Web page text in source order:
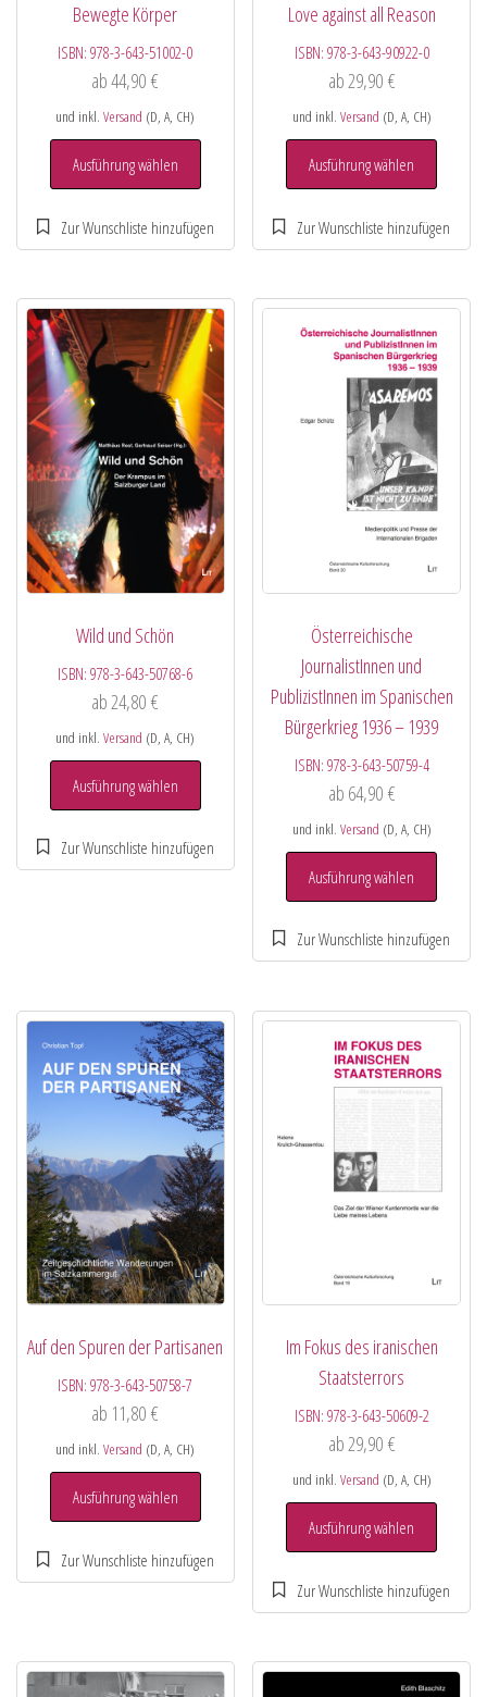
Bewegte Körper
ISBN:978-3-643-51002-0
ab44,90€
und inkl.Versand (D, A, CH)
Ausführung wählen
Love against all Reason
ISBN: 978-3-643-90922-0
ab29,90 €
und inkl. Versand (D, A, CH)
Ausführung wählen
Wild und Schön
ISBN:978-3-643-50768-6
ab 24,80€
und inkl.Versand (D, A, CH)
Ausführung wählen
Österreichische
JournalistInnen und
PublizistInnen im Spanischen
Bürgerkrieg 1936 – 1939
ISBN: 978-3-643-50759-4
ab 64,90 €
und inkl. Versand (D, A, CH)
Ausführung wählen
Auf den Spuren der Partisanen
ISBN:978-3-643-50758-7
ab 11,80€
und inkl.Versand (D, A, CH)
Ausführung wählen
Im Fokus des iranischen
Staatsterrors
ISBN: 978-3-643-50609-2
ab29,90 €
und inkl. Versand (D, A, CH)
Ausführung wählen